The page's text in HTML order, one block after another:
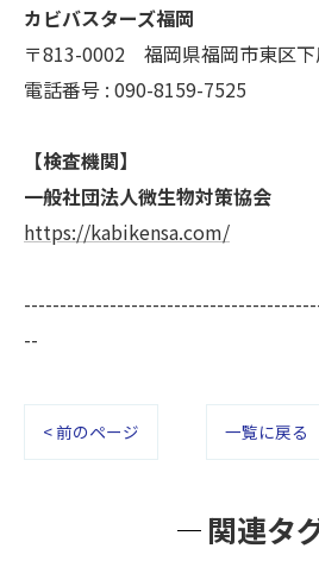
カビバスターズ福岡
〒813-0002 福岡県福岡市東区
電話番号 : 090-8159-7525
【検査機関】
一般社団法人微生物対策協会
https://kabikensa.com/
--
< 前のページ 一覧に戻る
関連タ